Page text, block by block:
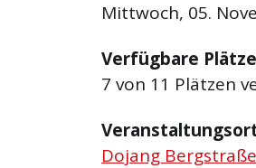
Mittwoch, 05.
Verfügbare
7 von 11 Plätzen
Dojang Bergstraße